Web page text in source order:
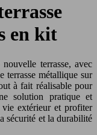
en kit
terrasse, avec
terrasse métallique sur
à fait réalisable pour
solution pratique et
vie extérieur et profiter
sécurité et la durabilité